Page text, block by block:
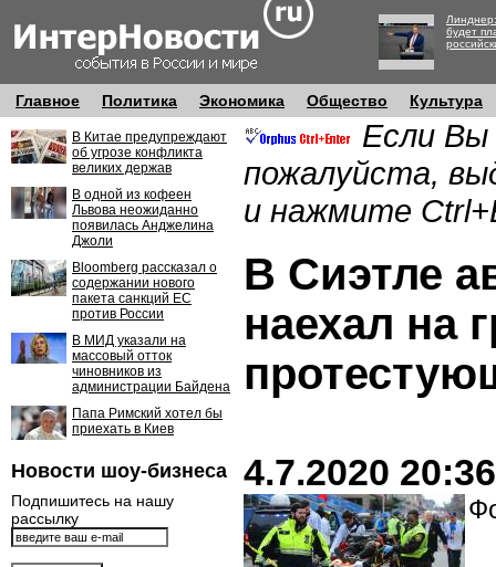
будет
Главное Политика Экономика Общество Культура
В Китае предупреждают
об угрозе конфликта
великих держав
В одной из кофеен
Львова неожиданно
появилась Анджелина
Джоли
Bloomberg рассказал о
содержании нового
пакета санкций ЕС
против России
В МИД указали на
массовый отток
чиновников из
администрации Байдена
Папа Римский хотел бы
приехать в Киев
Новости шоу-бизнеса
Подпишитесь на нашу
рассылку
Если Вы
пожалуйста,
и нажмите
В Сиэтле
наехал на
4.7.2020 20:36